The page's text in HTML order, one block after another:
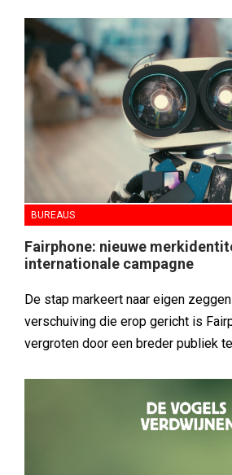
BUREAUS
Fairphone: nieuwe
internationale campagne
De stap markeert naar eigen
verschuiving die erop gericht is
vergroten door een breder publiek te